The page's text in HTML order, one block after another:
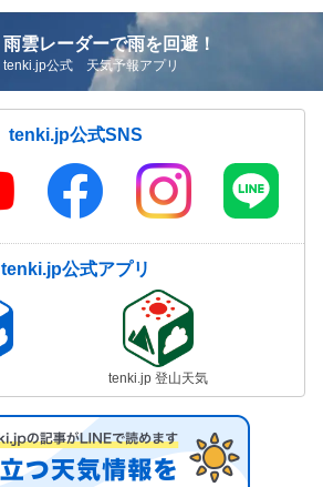
雨雲レーダーで雨を回避！
tenki.jp公式 天気予報アプリ
tenki.jp公式SNS
tenki.jp公式アプリ
tenki.jp 登山天気